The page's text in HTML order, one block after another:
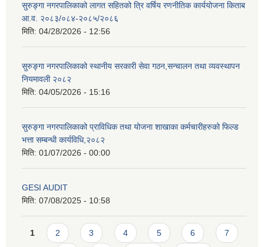
सुरुङ्गा नगरपालिकाको लागत सहितको त्रि वर्षिय रणनीतिक कार्ययोजना किताब
आ.व. २०८३/०८४-२०८५/२०८६
मिति: 04/28/2026 - 12:56
सुरुङ्गा नगरपालिकाको स्थानीय सरकारी सेवा गठन,सन्चालन तथा व्यवस्थापन
नियमावली २०८२
मिति: 04/05/2026 - 15:16
सुरुङ्गा नगरपालिकाको प्राविधिक तथा योजना शाखाका कर्मचारीहरुको फिल्ड
भत्ता सम्बन्धी कार्यविधि,२०८२
मिति: 01/07/2026 - 00:00
GESI AUDIT
मिति: 07/08/2025 - 10:58
Pages
1 2 3 4 5 6 7